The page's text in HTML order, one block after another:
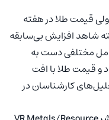
قیمت طلا در هفته
شاهد افزایش بی‌سابقه
بودیم، عوامل مختلفی دست به
قیمت طلا با افت
کارشناسان در